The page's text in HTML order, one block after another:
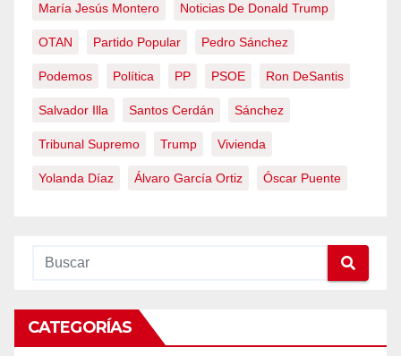
María Jesús Montero Noticias De Donald Trump
OTAN Partido Popular Pedro Sánchez
Podemos Política PP PSOE Ron DeSantis
Salvador Illa Santos Cerdán Sánchez
Tribunal Supremo Trump Vivienda
Yolanda Díaz Álvaro García Ortiz Óscar Puente
CATEGORÍAS